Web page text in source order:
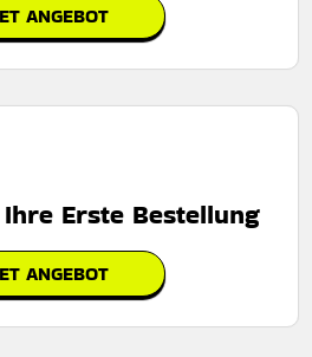
ANGEBOT
Erste Bestellung
ANGEBOT